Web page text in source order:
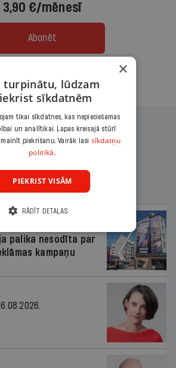
3,90 €/mēnesī
Abonēt
palika nesodīta par
kampaņu
×
turpinātu, lūdzam
sīkdatnēm
tikai sīkdatnes, kas nepieciešamas
un analītikai. Lapas kreisajā stūrī
mainīt piekrišanu. Vairāk lasi sīkdatņu
politikā.
PIEKRIST VISĀM
RĀDĪT DETAĻAS